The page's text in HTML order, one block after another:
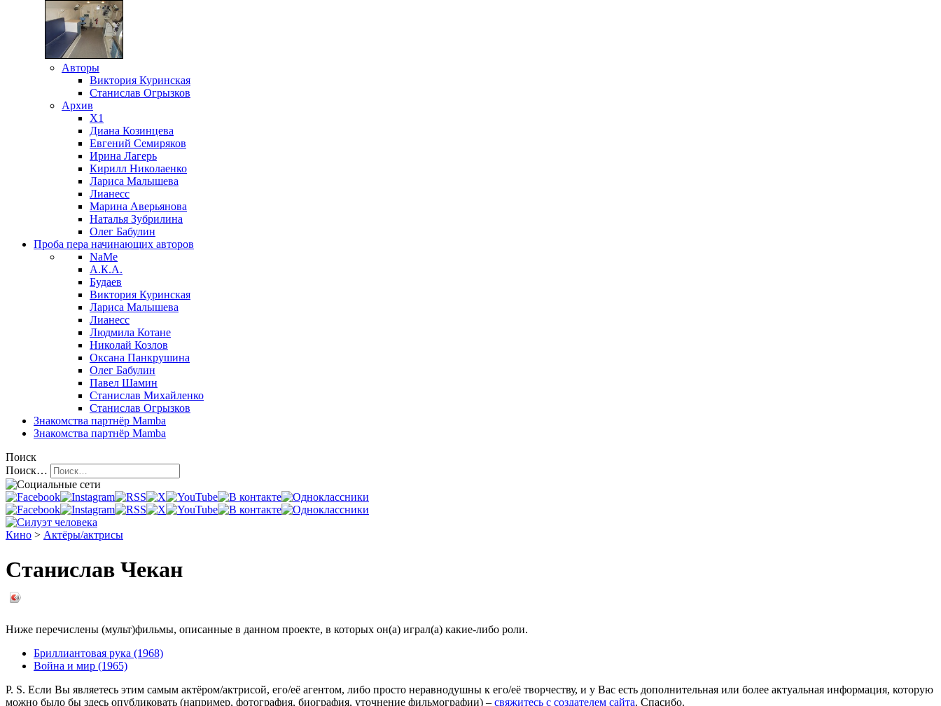
Авторы
Виктория Куринская
Станислав Огрызков
Архив
X1
Диана Козинцева
Евгений Семиряков
Ирина Лагерь
Кирилл Николаенко
Лариса Малышева
Лианесс
Марина Аверьянова
Наталья Зубрилина
Олег Бабулин
Проба пера начинающих авторов
NaMe
А.К.А.
Будаев
Виктория Куринская
Лариса Малышева
Лианесс
Людмила Котане
Николай Козлов
Оксана Панкрушина
Олег Бабулин
Павел Шамин
Станислав Михайленко
Станислав Огрызков
Знакомства партнёр Mamba
Знакомства партнёр Mamba
Поиск
Поиск…
Кино > Актёры/актрисы
Станислав Чекан
Ниже перечислены (мульт)фильмы, описанные в данном проекте, в которых он(а) играл(а) какие-либо роли.
Бриллиантовая рука (1968)
Война и мир (1965)
P. S. Если Вы являетесь этим самым актёром/актрисой, его/её агентом, либо просто неравнодушны к его/её творчеству, и у Вас есть дополнительная или более актуальная информация, которую
можно было бы здесь опубликовать (например, фотография, биография, уточнение фильмографии) – свяжитесь с создателем сайта. Спасибо.